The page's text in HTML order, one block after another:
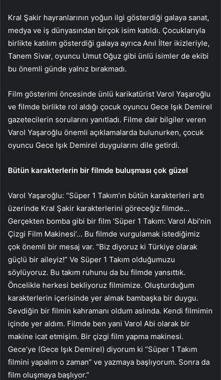
Kral Şakir hayranlarının yoğun ilgi gösterdiği galaya sanat,
medya ve iş dünyasından birçok isim katıldı. Çocuklarıyla
birlikte katılım gösterdiği galaya ayrıca Anıl İlter ikizleriyle,
Tanem Sivar, oyuncu Umut Oğuz gibi ünlü isimler de ekibi
bu önemli günde yalnız bırakmadı.
Film gösterimi öncesinde ünlü karikatürist Varol Yaşaroğlu
ve filmde birlikte rol aldığı çocuk oyuncu Gece Işık Demirel
gazetecilerin sorularını yanıtladı. Filme dair bilgiler veren
Varol Yaşaroğlu önemli açıklamalarda bulunurken, çocuk
oyuncu Gece Işık Demirel duygularını dile getirdi.
Bütün karakterlerin bir filmde buluşması çok güzel
Varol Yaşaroğlu: “Süper 1 Takım’ın bütün karakterleri artı
üzerinde Kral Şakir karakterlerini göreceğiz filmde…
Gerçekten bomba gibi bir film ‘Süper 1 Takım: Varol Abi’nin
Çizgi Film Makinesi’… Bu filmde vurgulamak istediğimiz
çok önemli bir mesaj var. “Biz diyoruz ki Türkiye olarak
güçlü bir aileyiz!” Ve Süper 1 Takım olduğumuzu
söylüyoruz. Bu takım ruhunu da bu filmde yansıttık.
Öncelikle herkesi bekliyoruz filmimize. Oluşturduğum
karakterlerin içerisinde yer almak bambaşka bir duygu.
Sevdiğin bir filmin kahramanı oldum aslında. Kendi filmimin
içinde yer aldım. Filmde ben yani Varol Abi olarak bir
makine icat etmişim. Bir çizgi film yapma makinesi.
Gece’ye (Gece Işık Demirel) diyorum ki “Süper 1 Takım
filmini yapalım o zaman” ve yazmaya başlıyorum. Sonra da
film oluşmaya başlıyor.”